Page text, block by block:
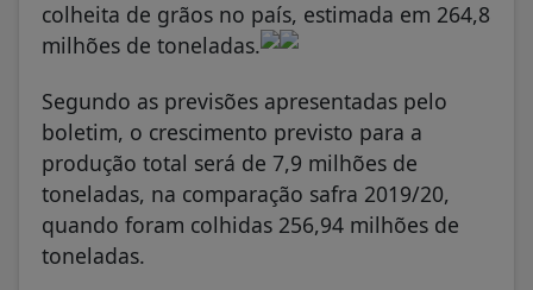
colheita de grãos no país, estimada em 264,8
milhões de toneladas.
Segundo as previsões apresentadas pelo
boletim, o crescimento previsto para a
produção total será de 7,9 milhões de
toneladas, na comparação safra 2019/20,
quando foram colhidas 256,94 milhões de
toneladas.